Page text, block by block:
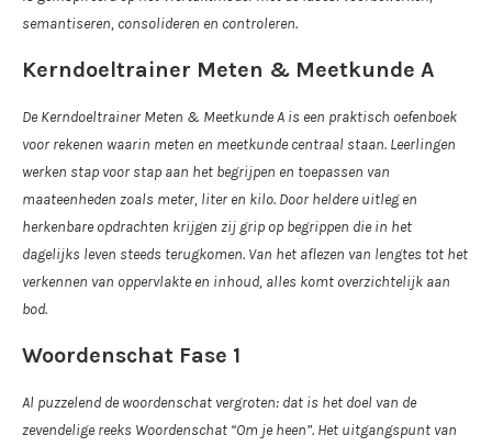
semantiseren, consolideren en controleren.
Kerndoeltrainer Meten & Meetkunde A
De Kerndoeltrainer Meten & Meetkunde A is een praktisch oefenboek
voor rekenen waarin meten en meetkunde centraal staan. Leerlingen
werken stap voor stap aan het begrijpen en toepassen van
maateenheden zoals meter, liter en kilo. Door heldere uitleg en
herkenbare opdrachten krijgen zij grip op begrippen die in het
dagelijks leven steeds terugkomen. Van het aflezen van lengtes tot het
verkennen van oppervlakte en inhoud, alles komt overzichtelijk aan
bod.
Woordenschat Fase 1
Al puzzelend de woordenschat vergroten: dat is het doel van de
zevendelige reeks Woordenschat “Om je heen”. Het uitgangspunt van